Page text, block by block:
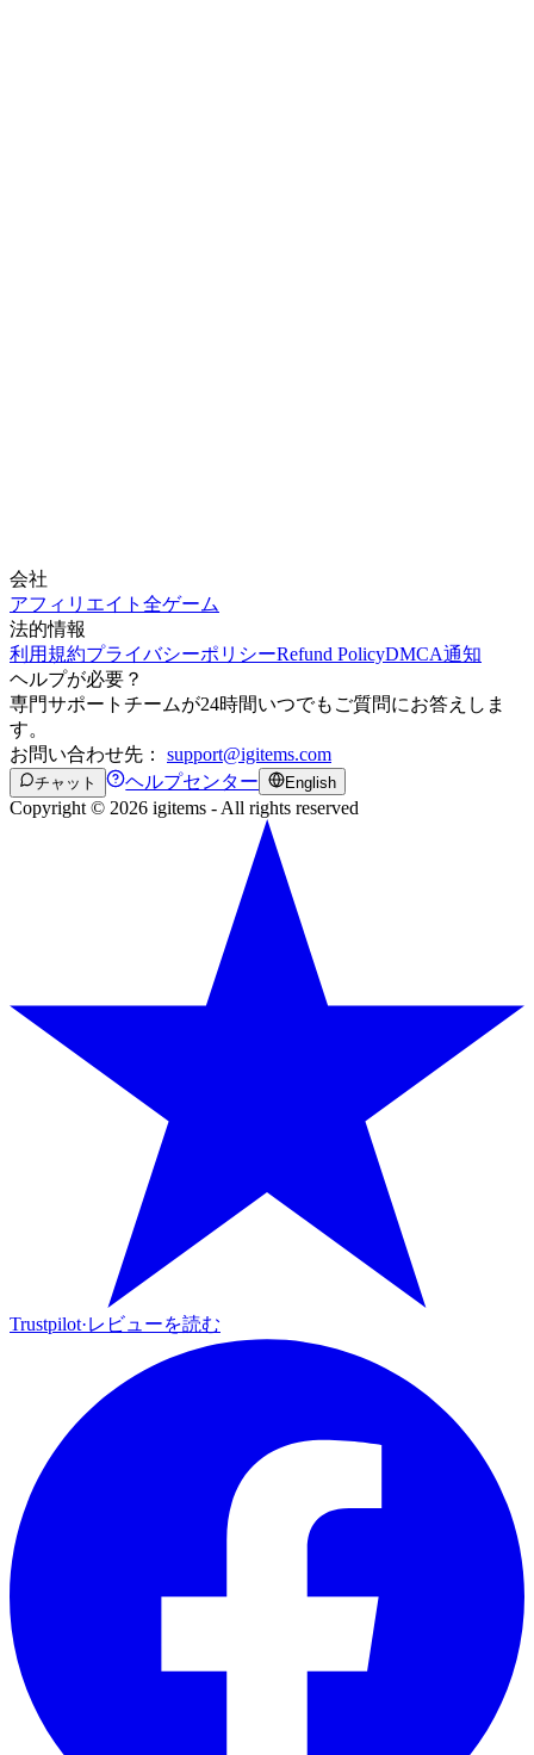
会社
アフィリエイト 全ゲーム
法的情報
利用規約プライバシーポリシーRefund PolicyDMCA通知
ヘルプが必要？
専門サポートチームが24時間いつでもご質問にお答えしま
す。
お問い合わせ先： support@igitems.com
チャット ヘルプセンター English
Copyright © 2026 igitems - All rights reserved
Trustpilot·レビューを読む